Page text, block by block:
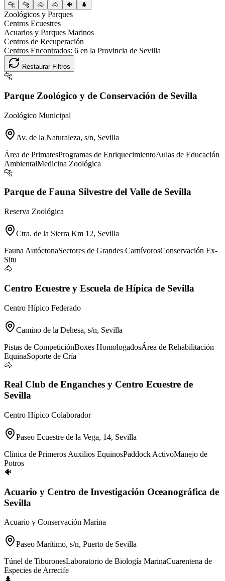
🐆 🐆 🐴 🐴 🐠 🌲
Zoológicos y Parques
Centros Ecuestres
Acuarios y Parques Marinos
Centros de Recuperación
Centros Encontrados: 6 en la Provincia de Sevilla
Restaurar Filtros
🐆
Parque Zoológico y de Conservación de Sevilla
Zoológico Municipal
Av. de la Naturaleza, s/n, Sevilla
Área de PrimatesProgramas de EnriquecimientoAulas de Educación
AmbientalMedicina Zoológica
🐆
Parque de Fauna Silvestre del Valle de Sevilla
Reserva Zoológica
Ctra. de la Sierra Km 12, Sevilla
Fauna AutóctonaSectores de Grandes CarnívorosConservación Ex-
Situ
🐴
Centro Ecuestre y Escuela de Hípica de Sevilla
Centro Hípico Federado
Camino de la Dehesa, s/n, Sevilla
Pistas de CompeticiónBoxes HomologadosÁrea de Rehabilitación
EquinaSoporte de Cría
🐴
Real Club de Enganches y Centro Ecuestre de
Sevilla
Centro Hípico Colaborador
Paseo Ecuestre de la Vega, 14, Sevilla
Clínica de Primeros Auxilios EquinosPaddock ActivoManejo de
Potros
🐠
Acuario y Centro de Investigación Oceanográfica de
Sevilla
Acuario y Conservación Marina
Paseo Marítimo, s/n, Puerto de Sevilla
Túnel de TiburonesLaboratorio de Biología MarinaCuarentena de
Especies de Arrecife